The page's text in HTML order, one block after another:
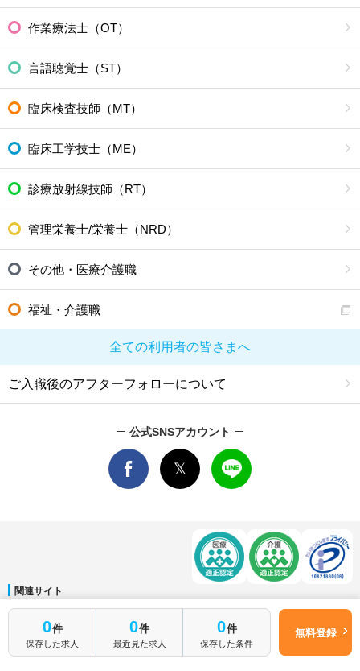
0件
保存した求人
0件
最近見た求人
0件
保存した条件
無料登録
作業療法士（OT）
言語聴覚士（ST）
臨床検査技師（MT）
臨床工学技士（ME）
診療放射線技師（RT）
管理栄養士/栄養士（NRD）
その他・医療介護職
福祉・介護職
全ての利用者の皆さまへ
ご入職後のアフターフォローについて
公式SNSアカウント
関連サイト
マイナビDOCTOR│マイナビ看護師│マイナビ薬剤師│マイナビ保育士
運営会社
会社概要│ ご利用規約 個人情報保護方針 サイトマップ│お問い合わせ